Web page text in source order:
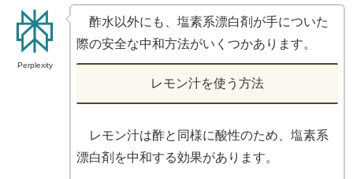
Perplexity
酢水以外にも、塩素系漂白剤が手についた
際の安全な中和方法がいくつかあります。
レモン汁を使う方法
レモン汁は酢と同様に酸性のため、塩素系
漂白剤を中和する効果があります。